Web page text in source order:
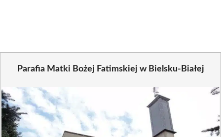
Parafia Matki Bożej Fatimskiej w Bielsku-Białej